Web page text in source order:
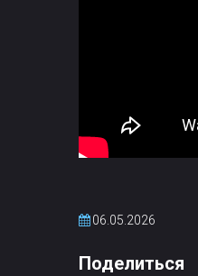
06.05.2026
Поделиться